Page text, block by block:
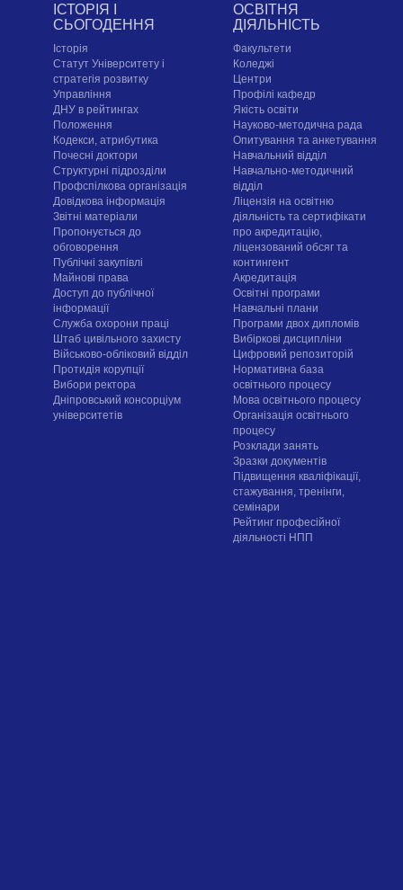
ІСТОРІЯ І
СЬОГОДЕННЯ
Історія
Статут Університету і
стратегія розвитку
Управління
ДНУ в рейтингах
Положення
Кодекси, атрибутика
Почесні доктори
Структурні підрозділи
Профспілкова організація
Довідкова інформація
Звітні матеріали
Пропонується до
обговорення
Публічні закупівлі
Майнові права
Доступ до публічної
інформації
Служба охорони праці
Штаб цивільного захисту
Військово-обліковий відділ
Протидія корупції
Вибори ректора
Дніпровський консорціум
університетів
ОСВІТНЯ
ДІЯЛЬНІСТЬ
Факультети
Коледжі
Центри
Профілі кафедр
Якість освіти
Науково-методична рада
Опитування та анкетування
Навчальний відділ
Навчально-методичний
відділ
Ліцензія на освітню
діяльність та сертифікати
про акредитацію,
ліцензований обсяг та
контингент
Акредитація
Освітні програми
Навчальні плани
Програми двох дипломів
Вибіркові дисципліни
Цифровий репозиторій
Нормативна база
освітнього процесу
Мова освітнього процесу
Організація освітнього
процесу
Розклади занять
Зразки документів
Підвищення кваліфікації,
стажування, тренінги,
семінари
Рейтинг професійної
діяльності НПП